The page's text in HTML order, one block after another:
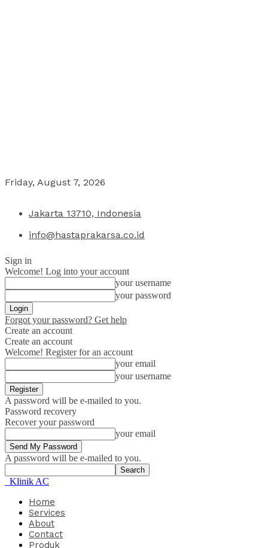
Friday, August 7, 2026
Jakarta 13710, Indonesia
info@hastaprakarsa.co.id
Sign in
Welcome! Log into your account
your username
your password
Forgot your password? Get help
Create an account
Create an account
Welcome! Register for an account
your email
your username
A password will be e-mailed to you.
Password recovery
Recover your password
your email
A password will be e-mailed to you.
Klinik AC
Home
Services
About
Contact
Produk